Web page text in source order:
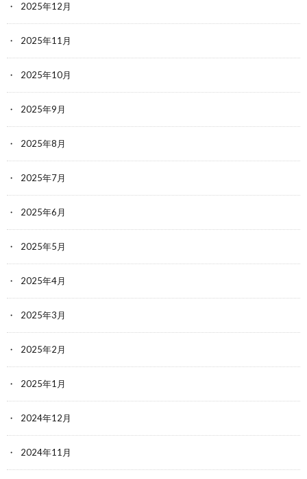
2025年12月
2025年11月
2025年10月
2025年9月
2025年8月
2025年7月
2025年6月
2025年5月
2025年4月
2025年3月
2025年2月
2025年1月
2024年12月
2024年11月